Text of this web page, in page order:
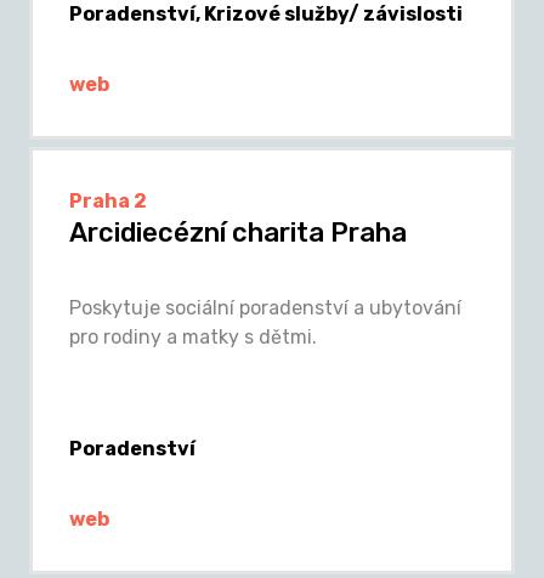
Poradenství, Krizové služby/ závislosti
web
Praha 2
Arcidiecézní charita Praha
Poskytuje sociální poradenství a ubytování
pro rodiny a matky s dětmi.
Poradenství
web